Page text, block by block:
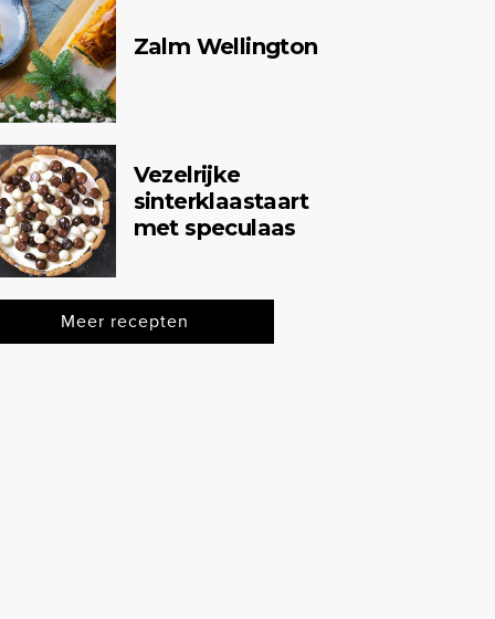
Zalm Wellington
Vezelrijke
sinterklaastaart
met speculaas
Meer recepten